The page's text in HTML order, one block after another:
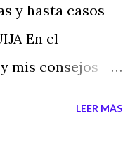
y hasta casos
En el
mis consejos
LEER MÁS